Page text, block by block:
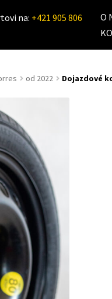
na: +421 905 806
O
od 2022 Dojazdové